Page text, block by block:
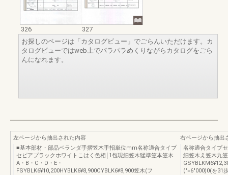
326
327
お探しのページは「カタログビュー」でごらんいただけます。カ
タログビューではweb上でパラパラめくりながらカタログをごら
んになれます。
左ページから抽出された内容
■基本部材・部品ベランダ手摺笠木手招単位mm名称適合タイプ
セピアプラックホワイトこはく色相￨1包現細笠木猛準笠本笠木
A・B・C・D・E・
FSYBLK6¥10,200HYBLK6¥8,900CYBLK6¥8,900笠木(フ
右ページから抽出
名称適合タイプ
細笠木え笠木九
(″=6″000)0(を31